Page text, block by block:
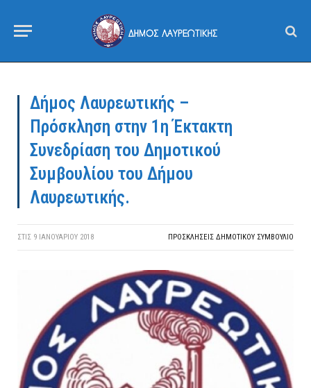
Δήμος Λαυρεωτικής –
Πρόσκληση στην 1η Έκτακτη
Συνεδρίαση του Δημοτικού
Συμβουλίου του Δήμου
Λαυρεωτικής.
ΣΤΙΣ 9 ΙΑΝΟΥΑΡΊΟΥ 2018 ΠΡΟΣΚΛΉΣΕΙΣ ΔΗΜΟΤΙΚΟΎ ΣΥΜΒΟΎΛΙΟ